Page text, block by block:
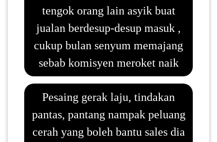
tengok orang lain asyik buat
jualan berdesup-desup masuk ,
cukup bulan senyum memajang
sebab komisyen meroket naik
Pesaing gerak laju, tindakan
pantas, pantang nampak peluang
cerah yang boleh bantu sales dia
MALAYSIA(82)
INDONESIA(1)
SINGAPORE(0)